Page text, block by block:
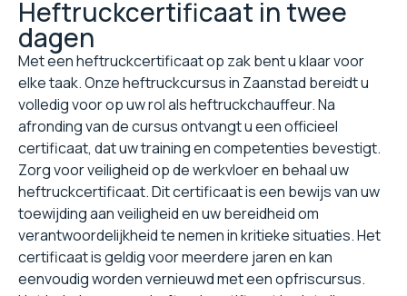
Heftruckcertificaat in twee
dagen
Met een heftruckcertificaat op zak bent u klaar voor
elke taak. Onze heftruckcursus in Zaanstad bereidt u
volledig voor op uw rol als heftruckchauffeur. Na
afronding van de cursus ontvangt u een officieel
certificaat, dat uw training en competenties bevestigt.
Zorg voor veiligheid op de werkvloer en behaal uw
heftruckcertificaat. Dit certificaat is een bewijs van uw
toewijding aan veiligheid en uw bereidheid om
verantwoordelijkheid te nemen in kritieke situaties. Het
certificaat is geldig voor meerdere jaren en kan
eenvoudig worden vernieuwd met een opfriscursus.